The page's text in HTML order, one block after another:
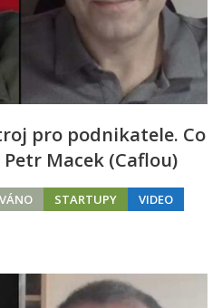
pro podnikatele. Co
Macek (Caflou)
STARTUPY VIDEO